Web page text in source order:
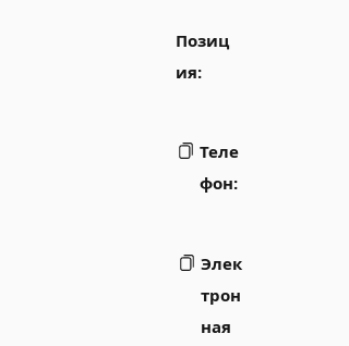
Позиц
ия:
Теле
фон:
Элек
трон
ная